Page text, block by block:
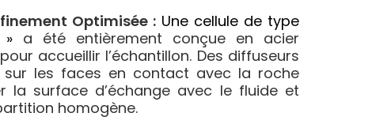
Optimisée : Une cellule de type
a été entièrement conçue en acier
accueillir l’échantillon. Des diffuseurs
sur les faces en contact avec la roche
la surface d’échange avec le fluide et
homogène.